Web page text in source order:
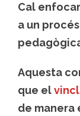
Cal
a un
Aquesta
que el
de manera